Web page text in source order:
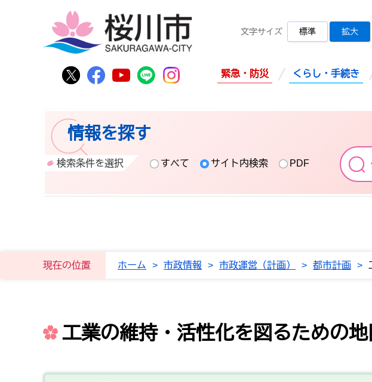
桜川市公式Twitter
桜川市公式Facebook
桜川市公式YouTube
桜川市公式LINE
Instagram
文字サイズ 標準 拡大
緊急・防災 くらし・手続き
情報を探す
検索条件を選択 すべて サイト内検索 PDF
現在の位置 ホーム > 市政情報 > 市政運営（計画） > 都市計画 >
工業の維持・活性化を図るための